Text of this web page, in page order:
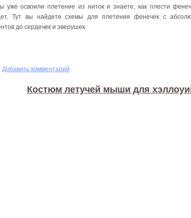
уже освоили плетение из ниток и знаете, как плести
Тут вы найдете схемы для плетения фенечек с
до сердечек и зверушек.
из ниток мулине
Добавить комментарий
Костюм летучей мыши для